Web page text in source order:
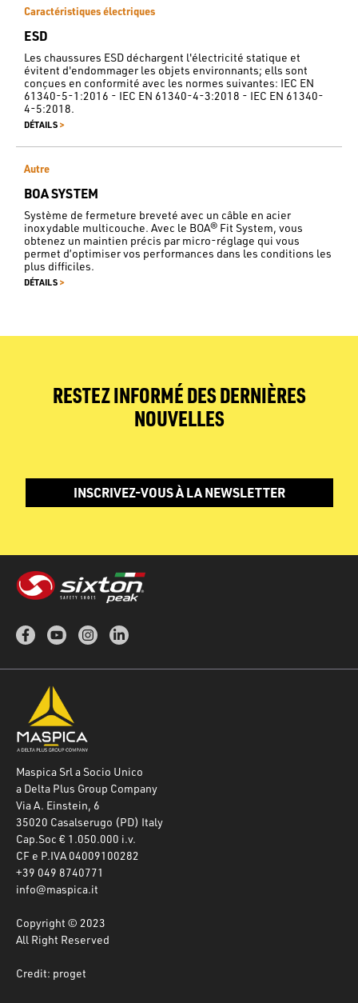
Caractéristiques électriques
ESD
Les chaussures ESD déchargent l'électricité statique et
évitent d'endommager les objets environnants; ells sont
conçues en conformité avec les normes suivantes: IEC EN
61340-5-1:2016 - IEC EN 61340-4-3:2018 - IEC EN 61340-
4-5:2018.
DÉTAILS >
Autre
BOA SYSTEM
Système de fermeture breveté avec un câble en acier
inoxydable multicouche. Avec le BOA® Fit System, vous
obtenez un maintien précis par micro-réglage qui vous
permet d’optimiser vos performances dans les conditions les
plus difficiles.
DÉTAILS >
RESTEZ INFORMÉ DES DERNIÈRES
NOUVELLES
INSCRIVEZ-VOUS À LA NEWSLETTER
Maspica Srl a Socio Unico
a Delta Plus Group Company
Via A. Einstein, 6
35020 Casalserugo (PD) Italy
Cap.Soc € 1.050.000 i.v.
CF e P.IVA 04009100282
+39 049 8740771
info@maspica.it
Copyright © 2023
All Right Reserved
Credit: proget